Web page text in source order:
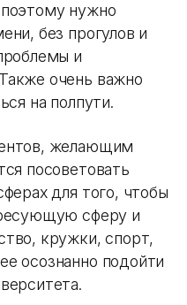
нужно
без прогулов и
и
очень важно
на полпути.
желающим
посоветовать
для того, чтобы
сферу и
кружки, спорт,
осознанно подойти